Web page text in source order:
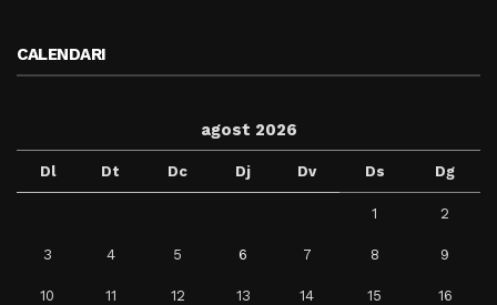
CALENDARI
agost 2026
Dl Dt Dc Dj Dv Ds Dg
1 2
3 4 5 6 7 8 9
10 11 12 13 14 15 16